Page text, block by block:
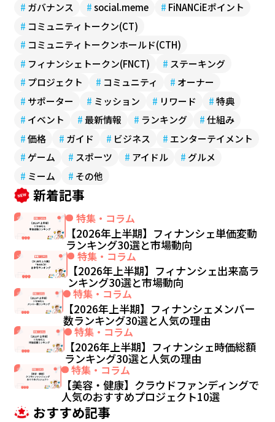
# ガバナンス #social.meme # FiNANCiEポイント
# コミュニティトークン(CT)
# コミュニティトークンホールド(CTH)
# フィナンシェトークン(FNCT) # ステーキング
# プロジェクト # コミュニティ # オーナー
# サポーター # ミッション # リワード #特典
# イベント #最新情報 # ランキング #仕組み
#価格 # ガイド # ビジネス # エンターテイメント
# ゲーム # スポーツ # アイドル # グルメ
# ミーム # その他
新着記事
特集・コラム
【2026年上半期】フィナンシェ単価変動
ランキング30選と市場動向
特集・コラム
【2026年上半期】フィナンシェ出来高ラ
ンキング30選と市場動向
特集・コラム
【2026年上半期】フィナンシェメンバー
数ランキング30選と人気の理由
特集・コラム
【2026年上半期】フィナンシェ時価総額
ランキング30選と人気の理由
特集・コラム
【美容・健康】クラウドファンディングで
人気のおすすめプロジェクト10選
おすすめ記事